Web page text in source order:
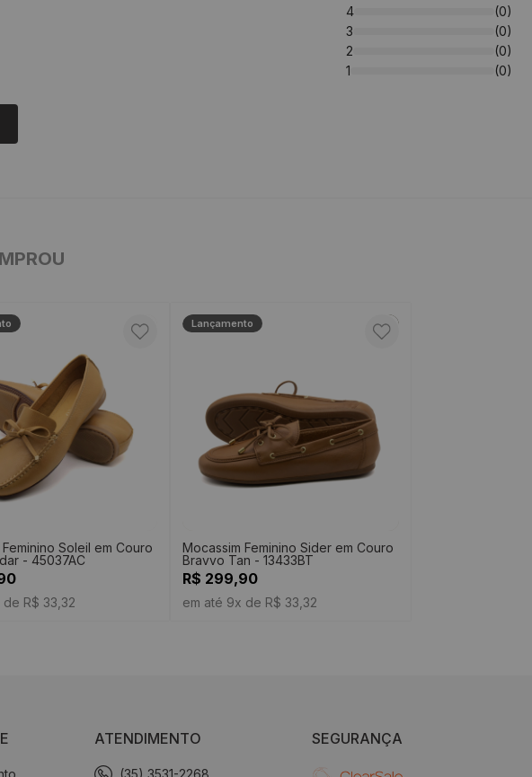
4
(0)
3
(0)
2
(0)
1
(0)
Soleil em Couro
- 45037AC
R$ 33,32
Lançamento
Mocassim Feminino Sider em Couro
Bravvo Tan - 13433BT
R$ 299,90
em até 9x de R$ 33,32
ATENDIMENTO SEGURANÇA